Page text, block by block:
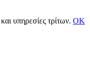
υπηρεσίες τρίτων. OK